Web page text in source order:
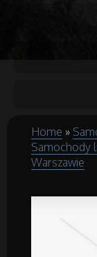
Home »
Samochody
Warszawie